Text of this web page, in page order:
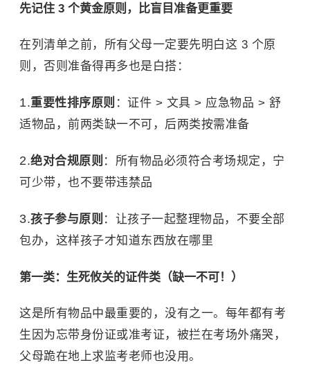
先记住 3 个黄金原则，比盲目准备更重要
在列清单之前，所有父母一定要先明白这 3 个原
则，否则准备得再多也是白搭：
重要性排序原则 ：证件 > 文具 > 应急物品 > 舒
适物品，前两类缺一不可，后两类按需准备
绝对合规原则 ：所有物品必须符合考场规定，宁
可少带，也不要带违禁品
孩子参与原则 ：让孩子一起整理物品，不要全部
包办，这样孩子才知道东西放在哪里
第一类：生死攸关的证件类（缺一不可！）
这是所有物品中最重要的，没有之一。每年都有考
生因为忘带身份证或准考证，被拦在考场外痛哭，
父母跪在地上求监考老师也没用。